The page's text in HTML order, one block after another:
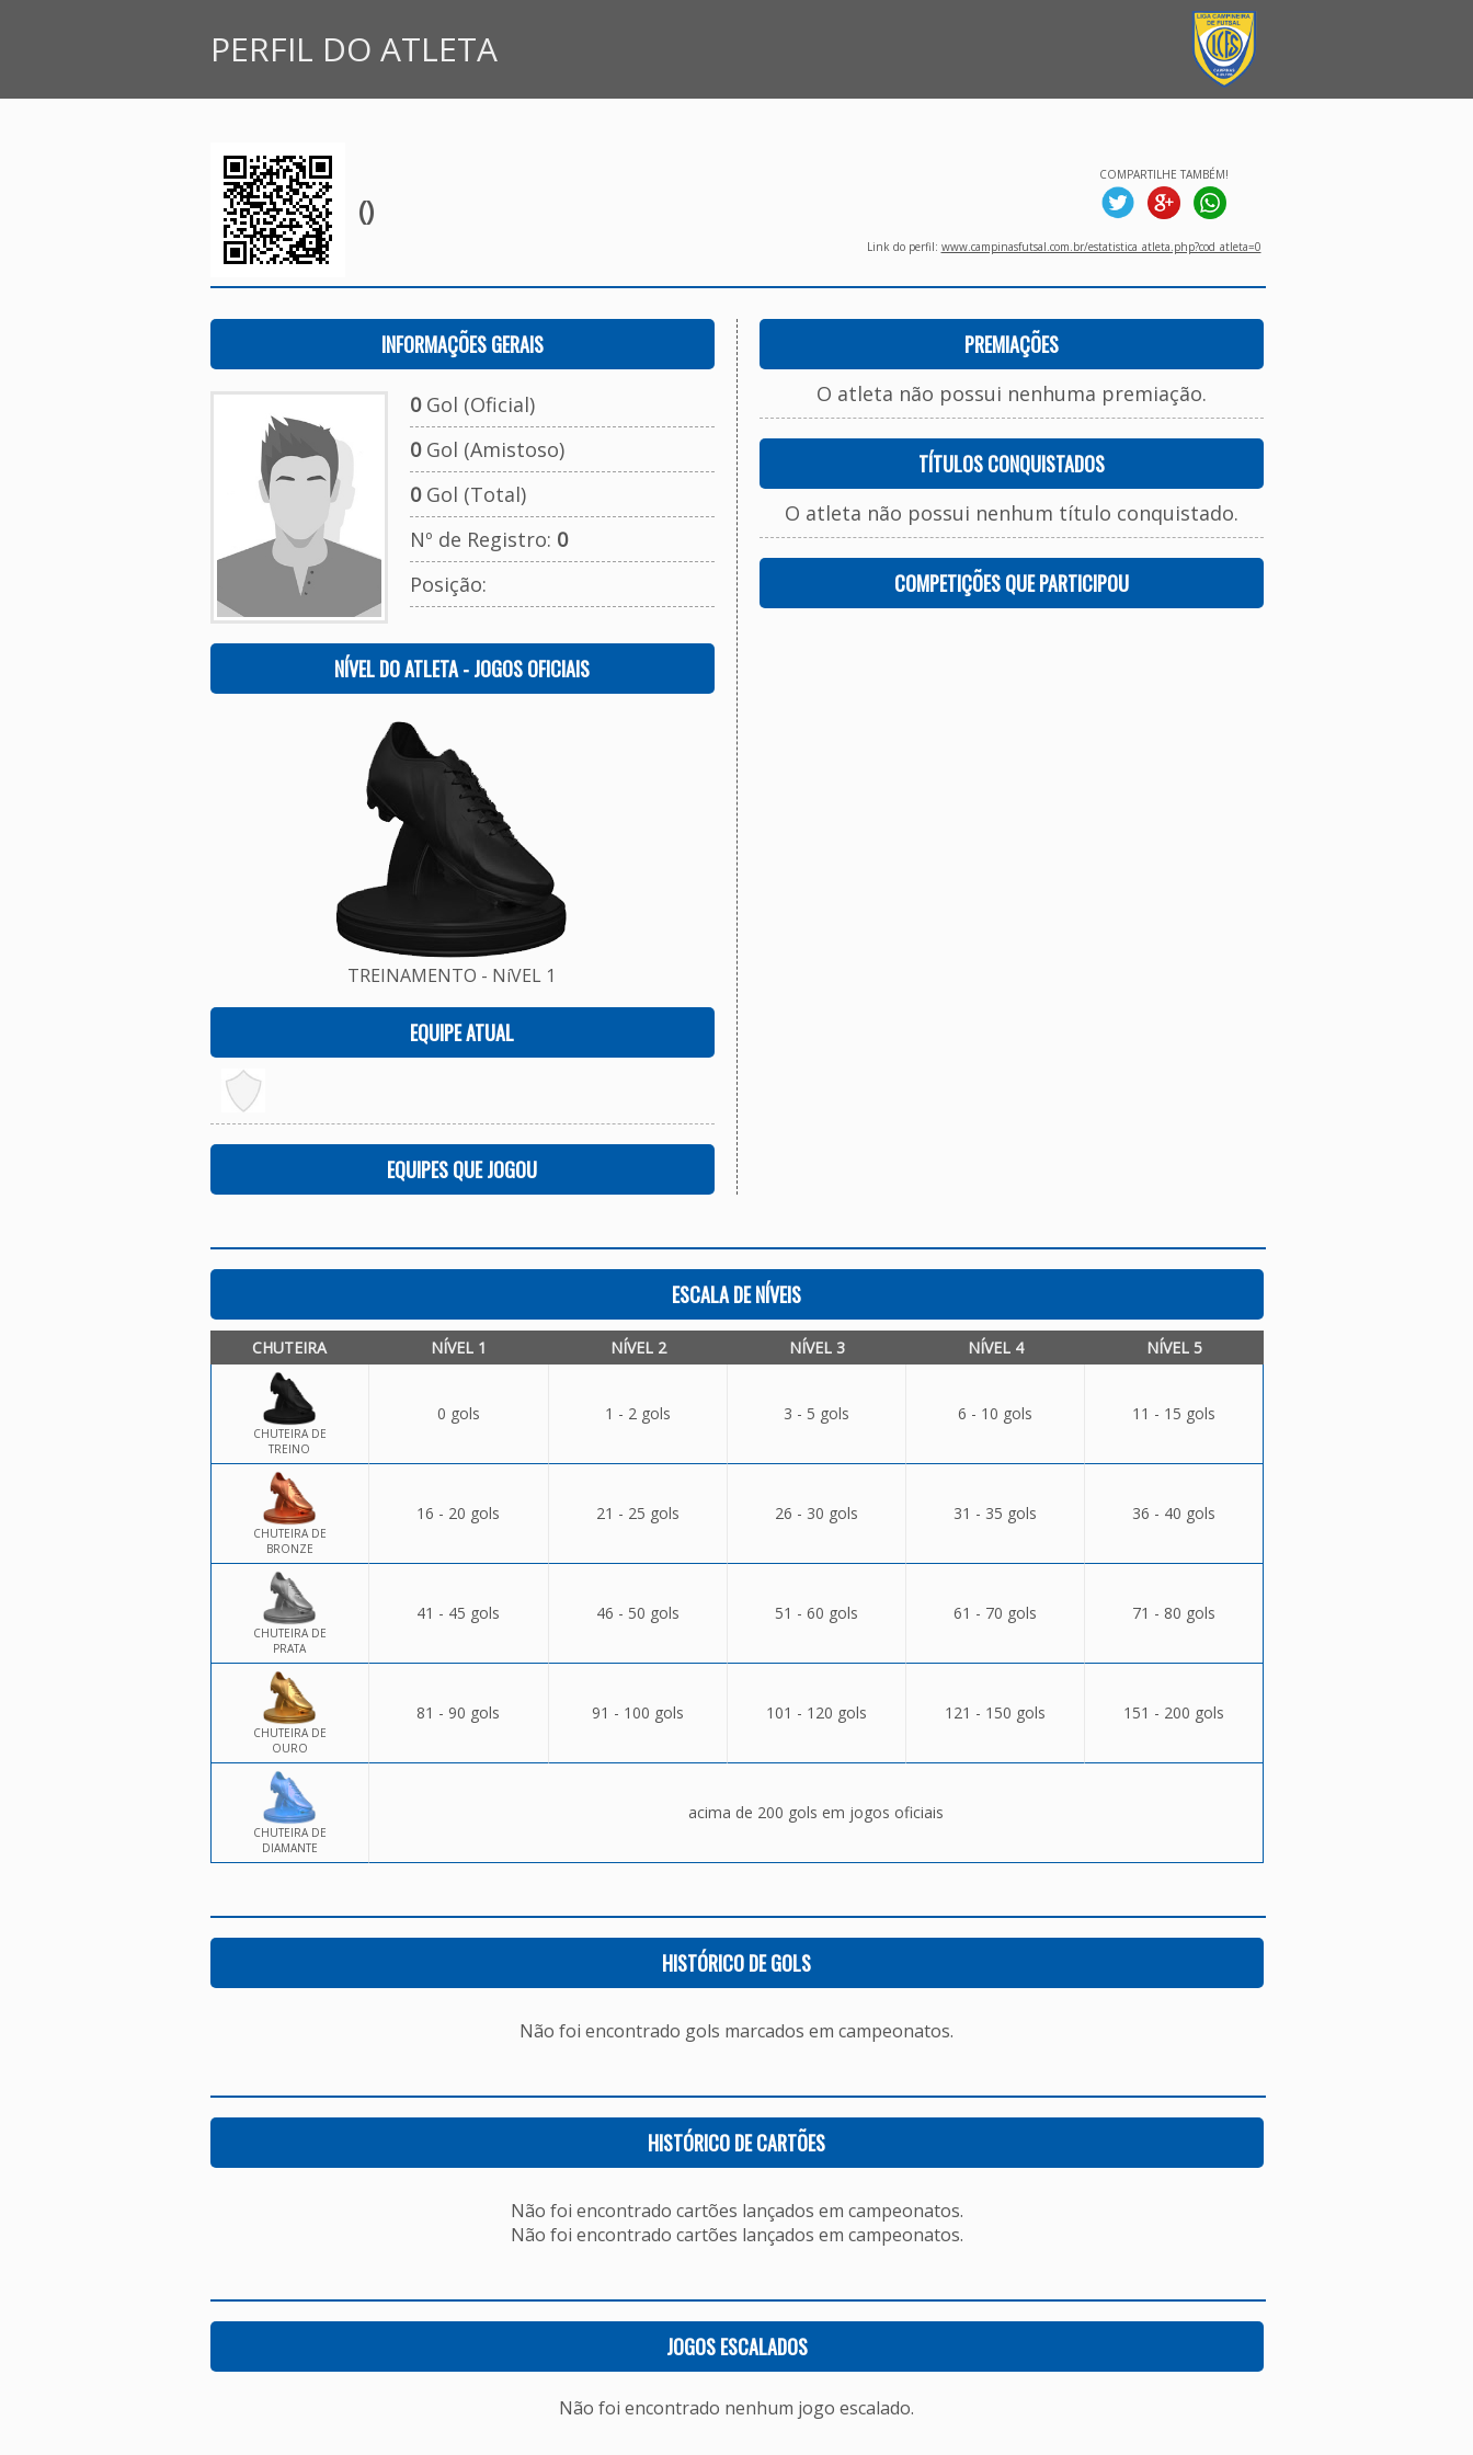
PERFIL DO ATLETA
()
COMPARTILHE TAMBÉM!
Link do perfil: www.campinasfutsal.com.br/estatistica_atleta.php?cod_atleta=0
INFORMAÇÕES GERAIS
0Gol (Oficial)
0Gol (Amistoso)
0Gol (Total)
Nº de Registro: 0
Posição:
NÍVEL DO ATLETA - JOGOS OFICIAIS
TREINAMENTO - NíVEL 1
EQUIPE ATUAL
EQUIPES QUE JOGOU
PREMIAÇÕES
O atleta não possui nenhuma premiação.
TÍTULOS CONQUISTADOS
O atleta não possui nenhum título conquistado.
COMPETIÇÕES QUE PARTICIPOU
ESCALA DE NÍVEIS
CHUTEIRA NÍVEL 1 NÍVEL 2 NÍVEL 3 NÍVEL 4 NÍVEL 5
CHUTEIRA DE
TREINO
0 gols 1 - 2 gols 3 - 5 gols 6 - 10 gols 11 - 15 gols
CHUTEIRA DE
BRONZE
16 - 20 gols 21 - 25 gols 26 - 30 gols 31 - 35 gols 36 - 40 gols
CHUTEIRA DE
PRATA
41 - 45 gols 46 - 50 gols 51 - 60 gols 61 - 70 gols 71 - 80 gols
CHUTEIRA DE
OURO
81 - 90 gols 91 - 100 gols 101 - 120 gols 121 - 150 gols 151 - 200 gols
CHUTEIRA DE
DIAMANTE
acima de 200 gols em jogos oficiais
HISTÓRICO DE GOLS
Não foi encontrado gols marcados em campeonatos.
HISTÓRICO DE CARTÕES
Não foi encontrado cartões lançados em campeonatos.
Não foi encontrado cartões lançados em campeonatos.
JOGOS ESCALADOS
Não foi encontrado nenhum jogo escalado.